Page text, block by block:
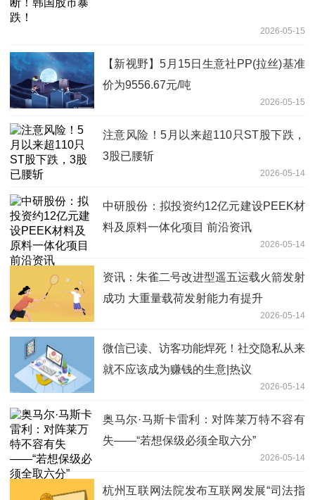
2026-05-15
【新视野】5月15日生意社PP(拉丝)基准
价为9556.67元/吨
2026-05-15
注意风险！5月以来超110只ST股下跌，
3股已腰斩
2026-05-14
中研股份：拟投资约12亿元建设PEEK材
料及原料一体化项目 前沿资讯
2026-05-14
资讯：朱雀二号改进型遥五运载火箭发射
成功 大重量载荷发射能力有提升
2026-05-14
微信已读、访客功能焊死！社交隐私从来
就不应该成为赚钱的生意|热议
2026-05-14
奥马尔·马斯卡雷利：对阵莱万特不容有
失——“若想保级必须全取六分”
2026-05-14
杭州互联网法院发布互联网发展“司法指